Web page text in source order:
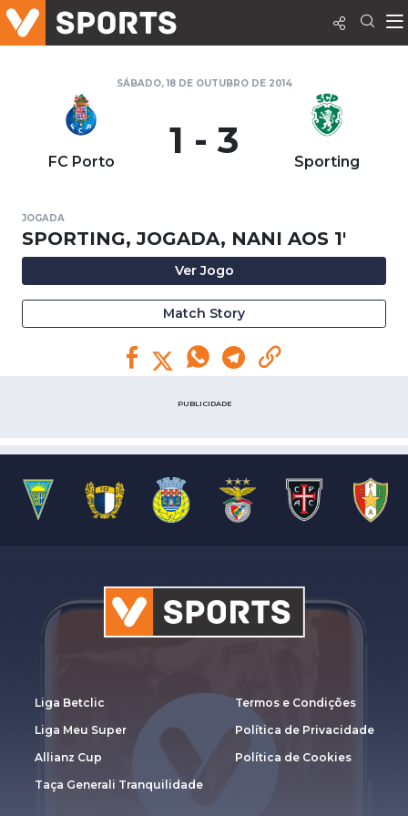
SÁBADO, 18 DE OUTUBRO DE 2014
FC Porto 1 - 3 Sporting
JOGADA
SPORTING, JOGADA, NANI AOS 1'
Ver Jogo
Match Story
PUBLICIDADE
Liga Betclic
Liga Meu Super
Allianz Cup
Taça Generali Tranquilidade
Termos e Condições
Política de Privacidade
Política de Cookies